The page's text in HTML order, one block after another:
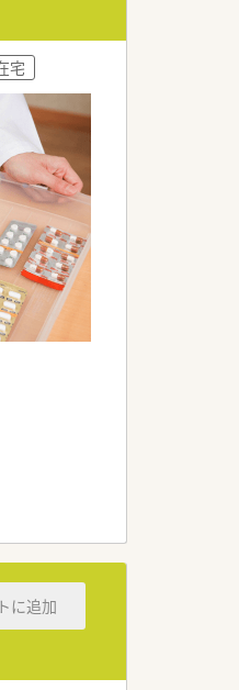
。
いま
す。
す。
宅
に追加